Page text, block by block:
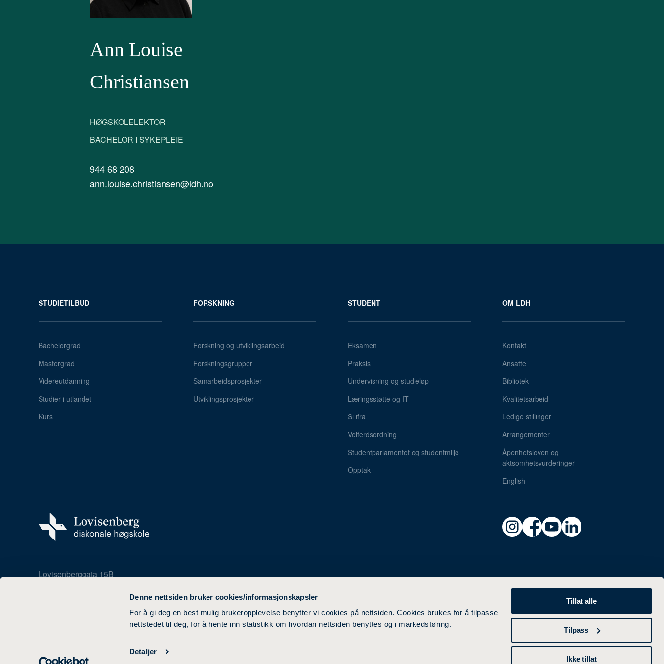
Denne nettsiden bruker cookies/informasjonskapsler
For å gi deg en best mulig brukeropplevelse benytter vi cookies på nettsiden. Cookies brukes for å tilpasse
nettstedet til deg, for å hente inn statistikk om hvordan nettsiden benyttes og i markedsføring.
Detaljer
Tillat alle
Tilpass
Ikke tillat
Ann Louise
Christiansen
HØGSKOLELEKTOR
BACHELOR I SYKEPLEIE
944 68 208
ann.louise.christiansen@ldh.no
STUDIETILBUD
Bachelorgrad
Mastergrad
Videreutdanning
Studier i utlandet
Kurs
FORSKNING
Forskning og utviklingsarbeid
Forskningsgrupper
Samarbeidsprosjekter
Utviklingsprosjekter
STUDENT
Eksamen
Praksis
Undervisning og studieløp
Læringsstøtte og IT
Si ifra
Velferdsordning
Studentparlamentet og studentmiljø
Opptak
OM LDH
Kontakt
Ansatte
Bibliotek
Kvalitetsarbeid
Ledige stillinger
Arrangementer
Åpenhetsloven og
aktsomhetsvurderinger
English
Lovisenberggata 15B